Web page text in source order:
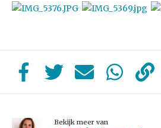
Bekijk meer van